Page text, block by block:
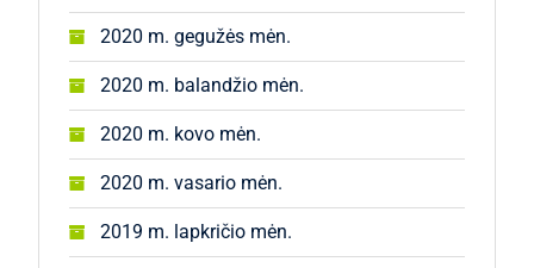
2020 m. gegužės mėn.
2020 m. balandžio mėn.
2020 m. kovo mėn.
2020 m. vasario mėn.
2019 m. lapkričio mėn.